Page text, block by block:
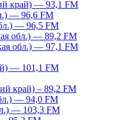
край) — 93,1 FM
— 96,6 FM
— 96,5 FM
обл.) — 89,2 FM
обл.) — 97,1 FM
— 101,1 FM
край) – 89,2 FM
— 94,0 FM
— 103,3 FM